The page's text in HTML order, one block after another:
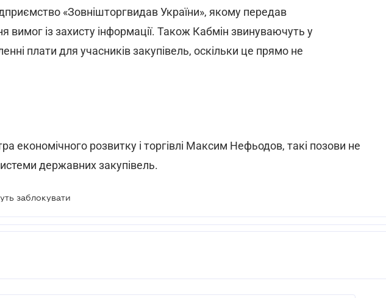
«Зовнішторгвидав України», якому передав
вимог із захисту інформації. Також Кабмін звинуваючуть у
плати для учасників закупівель, оскільки це прямо не
економічного розвитку і торгівлі Максим Нефьодов, такі позови не
державних закупівель.
заблокувати